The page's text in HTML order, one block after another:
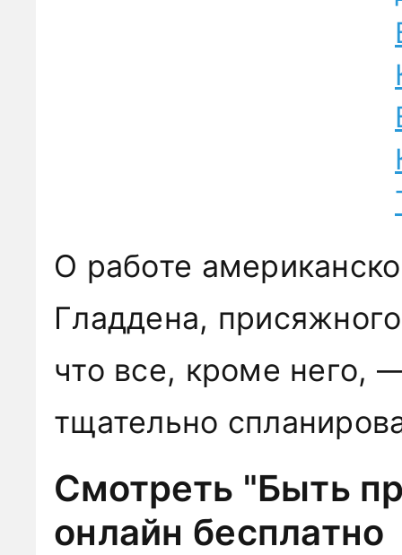
О работе
Гладдена,
что все, кроме него,
тщательно
Смотреть "Быть
онлайн бесплатно